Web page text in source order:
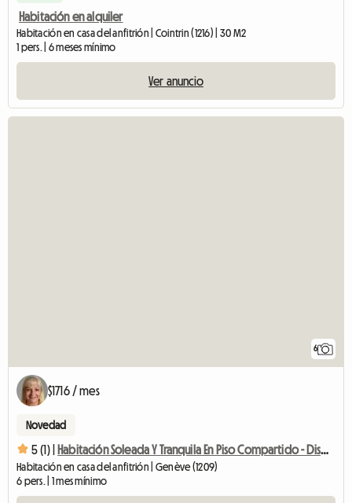
Habitación en alquiler
Habitación en casa del anfitrión | Cointrin (1216) | 30 M2
1 pers. | 6 meses mínimo
Ver anuncio
6
$1716 / mes
Novedad
5 (1) | Habitación Soleada Y Tranquila En Piso Compartido - Disponible Ya - Siguiente
Habitación en casa del anfitrión | Genève (1209)
6 pers. | 1 mes mínimo